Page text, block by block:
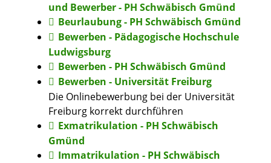
und Bewerber - PH Schwäbisch Gmünd
Beurlaubung - PH Schwäbisch Gmünd
Bewerben - Pädagogische Hochschule
Ludwigsburg
Bewerben - PH Schwäbisch Gmünd
Bewerben - Universität Freiburg
Die Onlinebewerbung bei der Universität
Freiburg korrekt durchführen
Exmatrikulation - PH Schwäbisch
Gmünd
Immatrikulation - PH Schwäbisch